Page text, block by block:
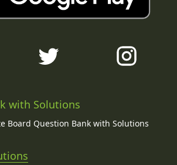
with Solutions
Board Question Bank with Solutions